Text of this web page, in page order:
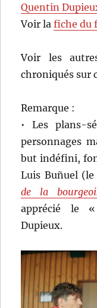
Quentin
Voir lafiche du
Voir les
chroniqués sur
Remarque :
• Les plans-
personnages
but indéfini,
Luis Buñuel
de la
apprécié le
Dupieux.